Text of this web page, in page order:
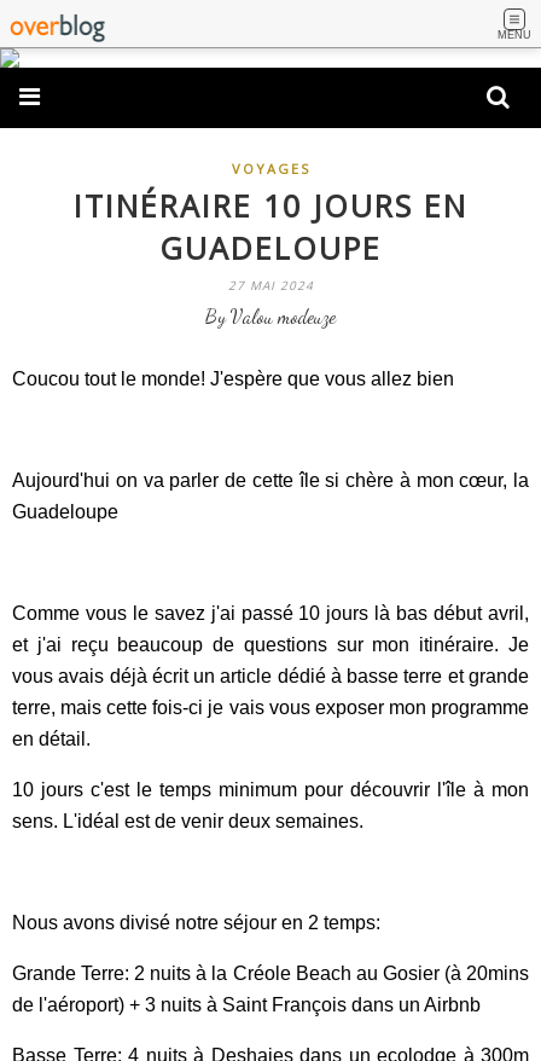
MENU
VOYAGES
ITINÉRAIRE 10 JOURS EN
GUADELOUPE
27 MAI 2024
By Valou modeuze
Coucou tout le monde! J'espère que vous allez bien
Aujourd'hui on va parler de cette île si chère à mon cœur, la
Guadeloupe
Comme vous le savez j'ai passé 10 jours là bas début avril,
et j'ai reçu beaucoup de questions sur mon itinéraire. Je
vous avais déjà écrit un article dédié à basse terre et grande
terre, mais cette fois-ci je vais vous exposer mon programme
en détail.
10 jours c'est le temps minimum pour découvrir l'île à mon
sens. L'idéal est de venir deux semaines.
Nous avons divisé notre séjour en 2 temps:
Grande Terre: 2 nuits à la Créole Beach au Gosier (à 20mins
de l'aéroport) + 3 nuits à Saint François dans un Airbnb
Basse Terre: 4 nuits à Deshaies dans un ecolodge à 300m